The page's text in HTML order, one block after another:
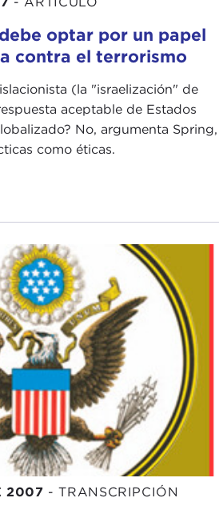
optar por un papel
contra el terrorismo
(la "israelización" de
aceptable de Estados
No, argumenta Spring,
como éticas.
2007 - TRANSCRIPCIÓN